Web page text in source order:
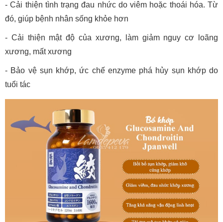
- Cải thiện tình trạng đau nhức do viêm hoặc thoái hóa. Từ
đó, giúp bệnh nhân sống khỏe hơn
- Cải thiện mật độ của xương, làm giảm nguy cơ loãng
xương, mất xương
- Bảo vệ sụn khớp, ức chế enzyme phá hủy sụn khớp do
tuổi tác